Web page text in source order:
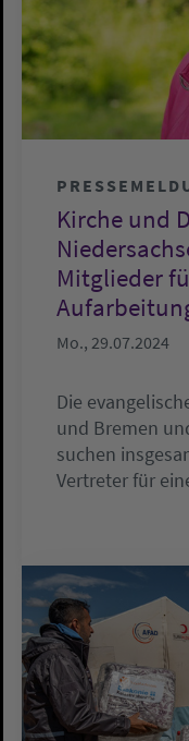
Kirche und
Mitglieder
Mo., 29.07.2024
Die
und Bremen
suchen
Vertreter für